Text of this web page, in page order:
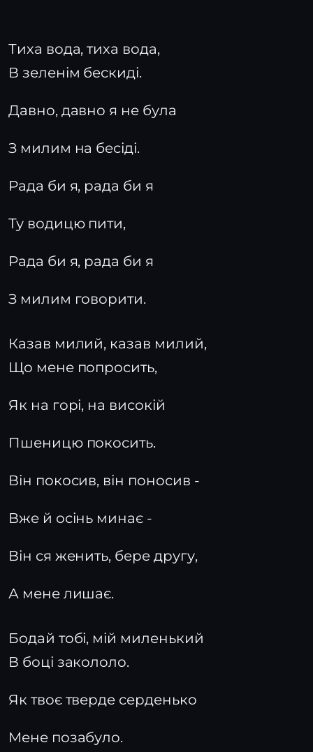
Тиха вода, тиха вода,
В зеленім бескиді.
Давно, давно я не була
З милим на бесіді.
Рада би я, рада би я
Ту водицю пити,
Рада би я, рада би я
З милим говорити.
Казав милий, казав милий,
Що мене попросить,
Як на горі, на високій
Пшеницю покосить.
Він покосив, він поносив -
Вже й осінь минає -
Він ся женить, бере другу,
А мене лишає.
Бодай тобі, мій миленький
В боці закололо.
Як твоє тверде серденько
Мене позабуло.